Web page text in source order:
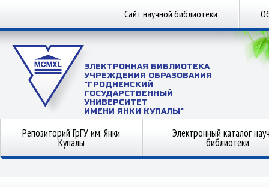
Сайт научной библиотеки
ЭЛЕКТРОННАЯ БИБЛИОТЕКА
УЧРЕЖДЕНИЯ ОБРАЗОВАНИЯ
"ГРОДНЕНСКИЙ
ГОСУДАРСТВЕННЫЙ
УНИВЕРСИТЕТ
ИМЕНИ ЯНКИ КУПАЛЫ"
Репозиторий ГрГУ им. Янки
Купалы
Электронный каталог
библиотеки